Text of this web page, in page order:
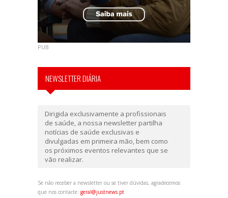
PUB
NEWSLETTER DIÁRIA
Dirigida exclusivamente a profissionais
de saúde, a nossa newsletter partilha
notícias de saúde exclusivas e
divulgadas em primeira mão, bem como
os próximos eventos relevantes que se
vão realizar.
Se não receber a newsletter ou se tiver dúvidas, agradecemos
que nos contacte: geral@justnews.pt